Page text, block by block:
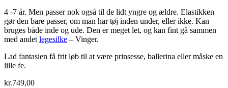
4 -7 år. Men passer nok også til de lidt yngre og ældre. Elastikken
gør den bare passer, om man har tøj inden under, eller ikke. Kan
bruges både inde og ude. Den er meget let, og kan fint gå sammen
med andet legesilke – Vinger.
Lad fantasien få frit løb til at være prinsesse, ballerina eller måske en
lille fe.
kr.749,00